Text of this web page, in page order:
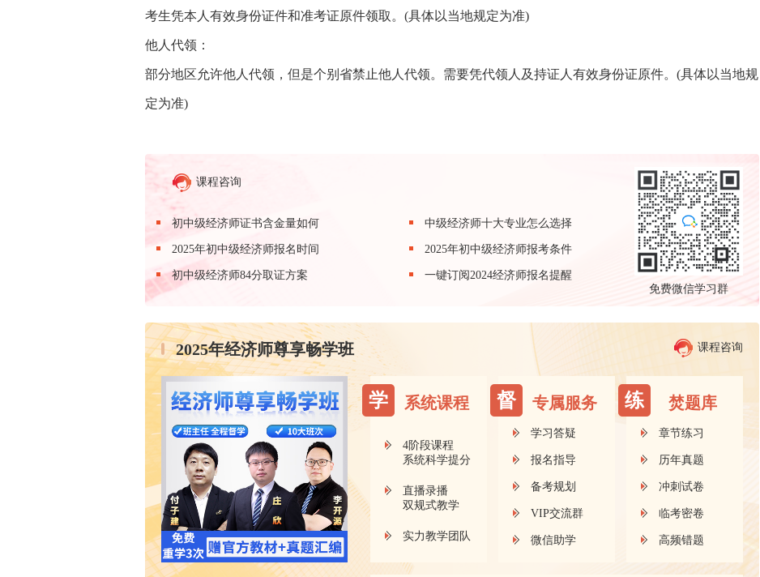
考生凭本人有效身份证件和准考证原件领取。(具体以当地规定为准)
他人代领：
部分地区允许他人代领，但是个别省禁止他人代领。需要凭代领人及持证人有效身份证原件。(具体以当地规
定为准)
课程咨询
初中级经济师证书含金量如何 中级经济师十大专业怎么选择
2025年初中级经济师报名时间 2025年初中级经济师报考条件
初中级经济师84分取证方案
一键订阅2024经济师报名提醒
免费微信学习群
2025年经济师尊享畅学班 课程咨询
学 系统课程
4阶段课程
系统科学提分
直播录播
双规式教学
实力教学团队
督 专属服务
学习答疑
报名指导
备考规划
VIP交流群
微信助学
练 焚题库
章节练习
历年真题
冲刺试卷
临考密卷
高频错题